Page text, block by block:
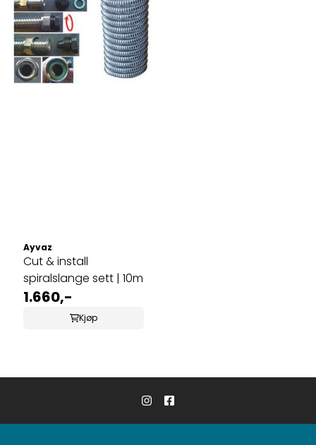
Ayvaz
Cut & install
spiralslange sett | 10m
1.660,-
Kjøp